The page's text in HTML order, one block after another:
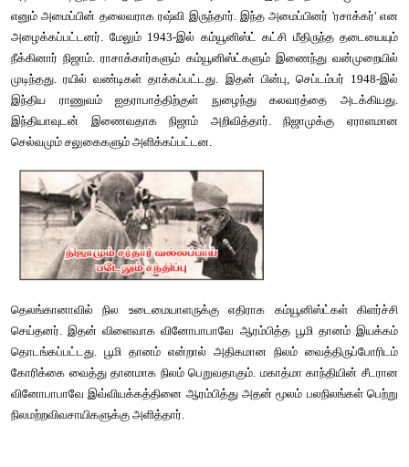
1946 அன்று உரையாற்றும் போது இந்தியாவிற்கான விடுதலையை
அப்போது விடுதலைப் போராட்டத்தையும், அதில் உயிர்த்தியாகம்
நினைவு கூர்ந்தார். மேலும் புதிய இந்தியாவில்
பண்பாட்டுப்பாரம்பரியத்தைக் கட்டிக்காப்பதில் ஏற்பட உள்ள
பேசினார். "இந்தியா பல இனங்கள், மதங்கள் மற்றும்
என்பதையும் அதனால் உருவாகும் பல்வேறு பிரச்சனைகள்
அறிவேன். ஆனால், இத்தகைய தடைகளை இந்தியர்களே
பெறவேண்டும். சிறுபான்மையோர் உரிமைகள் எப்போதும்
இருக்க வேண்டும். அவர்கள் அச்சம் இல்லாமல்
உருவாக்கப்படவேண்டும்" என்றார்.
ஒருங்கிணைப்பும் பேச்சுவார்த்தைகளும் ஏப்ரல் 1947-இல்
கட்டமைப்பின் போது மதக்கலவரம், தேசப் பிரிவினை மற்றும்
ஆகிய பிரச்சனைகளை எதிர்கொள்ள நேர்ந்தது. சர்தார்
பிரதமராகவும் உள் துறை அமைச்சராகவும் பதவியேற்றவுடன் 565
ஒருங்கிணைப்பு தொடங்கியது. மூன்று பிரிட்டிஷ்